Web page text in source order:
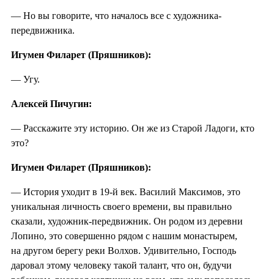
— Но вы говорите, что началось все с художника-
передвижника.
Игумен Филарет (Пряшников):
— Угу.
Алексей Пичугин:
— Расскажите эту историю. Он же из Старой Ладоги, кто
это?
Игумен Филарет (Пряшников):
— История уходит в 19-й век. Василий Максимов, это
уникальная личность своего времени, вы правильно
сказали, художник-передвижник. Он родом из деревни
Лопино, это совершенно рядом с нашим монастырем,
на другом берегу реки Волхов. Удивительно, Господь
даровал этому человеку такой талант, что он, будучи